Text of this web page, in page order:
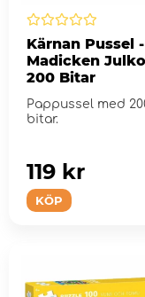
Kärnan Pussel -
Madicken
200 Bitar
Pappussel med
bitar.
KÖP
119 kr